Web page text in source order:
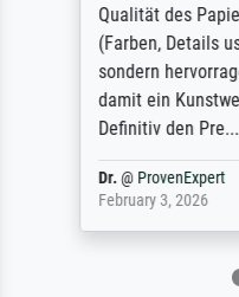
Qualität des
(Farben, Details
sondern
damit ein
Definitiv den Pre...
Dr.@ ProvenExpert
February 3, 2026